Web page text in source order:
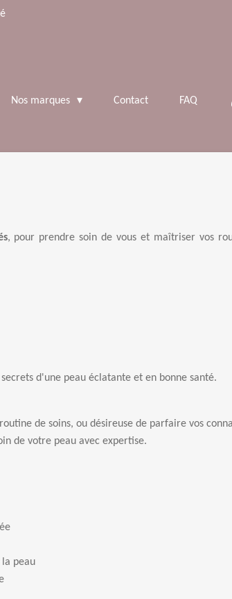
Nos marques Contact FAQ
, pour prendre soin de vous et maîtriser vos
d'une peau éclatante et en bonne santé.
de soins, ou désireuse de parfaire vos
de votre peau avec expertise.
peau